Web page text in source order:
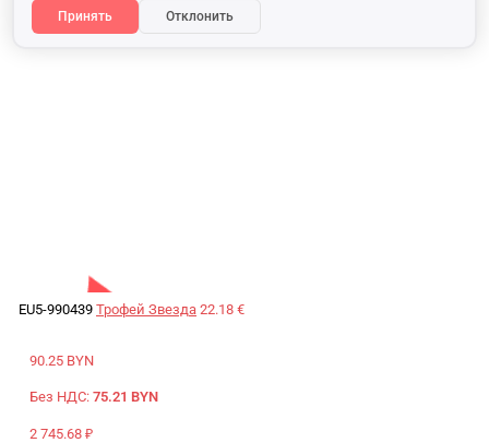
Принять
Отклонить
EU5-990439 Трофей Звезда 22.18 €
90.25 BYN
Без НДС: 75.21 BYN
2 745.68 ₽